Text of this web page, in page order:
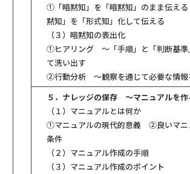
①「暗黙知」を「暗黙知」のまま伝え
黙知」を「形式知」化して伝える
（３）暗黙知の表出化
①ヒアリング ～「手順」と「判断基準
て洗い出す
②行動分析 ～観察を通じて必要な情報
５．ナレッジの保存 ～マニュアルを作
（１）マニュアルとは何か
①マニュアルの現代的意義 ②良いマニ
条件
（２）マニュアル作成の手順
（３）マニュアル作成のポイント